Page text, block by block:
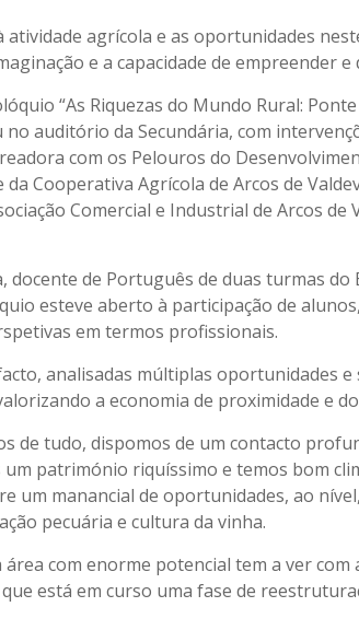
atividade agrícola e as oportunidades
e a capacidade de empreender e
“As Riquezas do Mundo Rural:
auditório da Secundária, com
com os Pelouros do
Cooperativa Agrícola de Arcos de
Comercial e Industrial de Arcos de
docente de Português de duas turmas
esteve aberto à participação de
em termos profissionais.
analisadas múltiplas oportunidades
a economia de proximidade e
de tudo, dispomos de um contacto
património riquíssimo e temos bom
um manancial de oportunidades, ao
pecuária e cultura da vinha.
área com enorme potencial tem a ver
está em curso uma fase de